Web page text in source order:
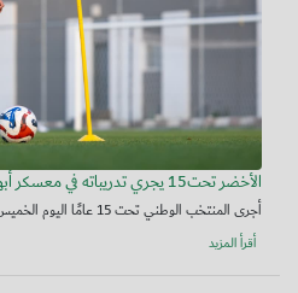
الأخضر تحت15 يجري تدريباته في معسكر أبها
أجرى المنتخب الوطني تحت 15 عامًا اليوم الخميس تدريباته ضمن معسكره الإع...
أقرأ المزيد